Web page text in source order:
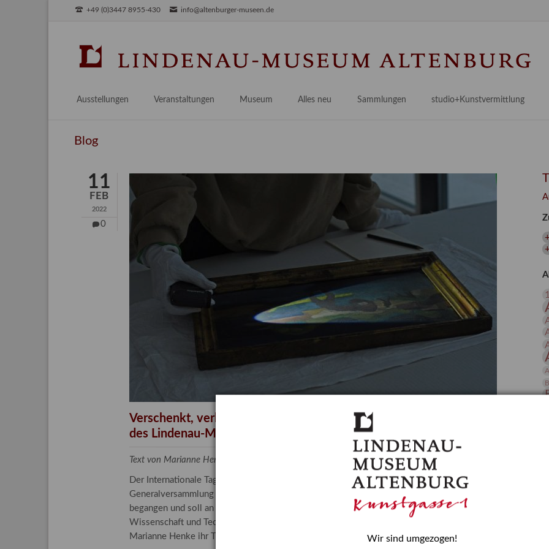
+49 (0)3447 8955-430 info@altenburger-museen.de
Ausstellungen
Aktuell
Veranstaltungen Museum
Praktikum / Praxisprojekt
Bestandskataloge & Editionen
Gesamtverzeichnis
Kalender
Alles neu
Provenienzforschung
Kulturelle Vermittlung
Länderübergreifende kulturtouristische Ziele
Sammlungen
Malerei 17.–19. Jh.
Deutsche Malerei 20./21. Jh.
Grafische Sammlung
Kunstbibliothek
Restaurierung
Forschung
studio+Kunstvermittlung
Angebote für Erwachsene
Angebote für Kitas
Blog
11
FEB
2022
0
Verschenkt, verkauft, vergessen? – Kunstdetektivinnen im Dienste
des Lindenau-Museums
Text von Marianne Henke, Provenienzforscherin am Lindenau-Museum Altenburg
Der Internationale Tag der Frauen und Mädchen in der Wissenschaft wurde 2015 in der
Generalversammlung der Vereinten Nationen beschlossen. Er wird jährlich am 11. Februar
begangen und soll an die entscheidende Rolle erinnern, die Mädchen und Frauen in
Wissenschaft und Technologie spielen. In ihrem Blogbeitrag stellt Provenienzforscherin
Marianne Henke ihr Tätigkeitsfeld vor.
Wir sind umgezogen!